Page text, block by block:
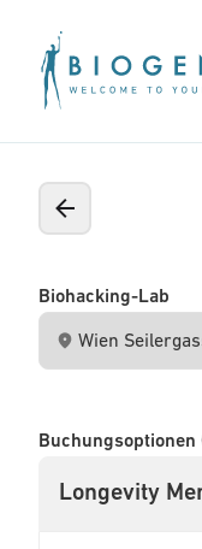
Biohacking-Lab
Longevity